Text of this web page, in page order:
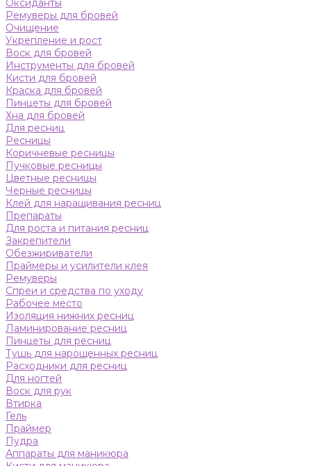
Оксиданты
Ремуверы для бровей
Очищение
Укрепление и рост
Воск для бровей
Инструменты для бровей
Кисти для бровей
Краска для бровей
Пинцеты для бровей
Хна для бровей
Для ресниц
Ресницы
Коричневые ресницы
Пучковые ресницы
Цветные ресницы
Черные ресницы
Клей для наращивания ресниц
Препараты
Для роста и питания ресниц
Закрепители
Обезжириватели
Праймеры и усилители клея
Ремуверы
Спреи и средства по уходу
Рабочее место
Изоляция нижних ресниц
Ламинирование ресниц
Пинцеты для ресниц
Тушь для нарощенных ресниц
Расходники для ресниц
Для ногтей
Воск для рук
Втирка
Гель
Праймер
Пудра
Аппараты для маникюра